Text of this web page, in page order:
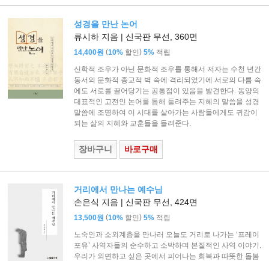
성경을 만난 논어
류시하 지음 | 신국판 무선, 360면
14,400원 (10% 할인) 5% 적립
신학적 조우가 아닌 문화적 조우를 통해서 저자는 수천 년간
동서의 문화적 종교적 벽 속에 격리되었기에 서로의 다름 속
에도 서로를 끌어당기는 공통점이 있음을 발견한다. 동양의
대표적인 고전인 논어를 통해 들려주는 지혜의 말씀을 성경
말씀에 조명하여 이 시대를 살아가는 사람들에게도 귀감이
되는 삶의 지혜와 교훈들을 들려준다.
장바구니 바로구매
거리에서 만나는 예수님
손은식 지음 | 신국판 무선, 424면
13,500원 (10% 할인) 5% 적립
노숙인과 소외계층을 만나러 오늘도 거리로 나가는 ‘프레이
포유’ 사역자들의 순수하고 소박하며 본질적인 사역 이야기.
우리가 외면하고 싶은 곳에서 피어나는 회복과 따뜻한 돌봄